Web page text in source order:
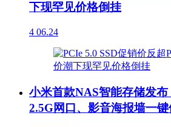
下现罕见价格倒挂
4 06.24
小米首款NAS智能存储发布
2.5G网口、影音海报墙一